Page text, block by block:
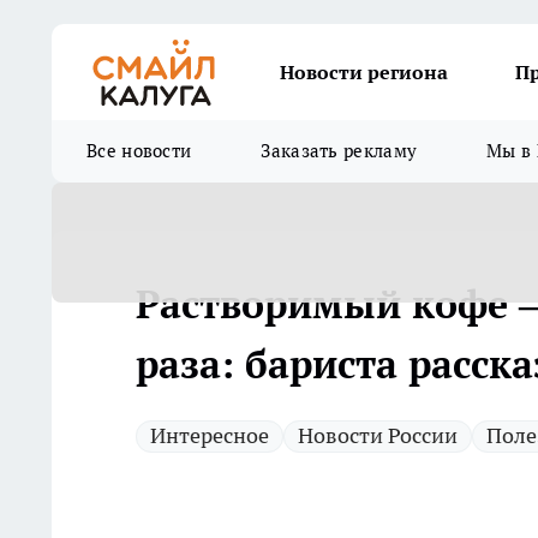
Новости региона
Все новости Заказать рекламу Мы в
Растворимый кофе
раза: бариста
Интересное Новости России